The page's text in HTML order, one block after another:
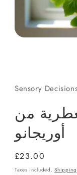
Sensory
من
أوريجانو
Regular
price
£23.00
Taxes included.Shipping